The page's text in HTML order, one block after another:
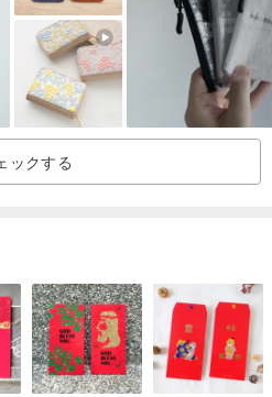
、わずかに色かぶりがあります]
量に限りがございますので、欠品の
いただきます】
物の体の自然な痕跡であり、これ
ています
法はそれを頻繁に使用することで
天然のメンテナンスオイルです！]
す。基本メンテナンス（1〜3ヶ月に
ックする